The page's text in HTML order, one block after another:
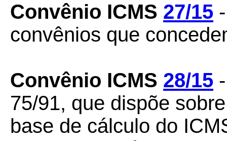
Convênio ICMS 27/15
convênios que
Convênio ICMS 28/15
75/91, que dispõe
base de cálculo do